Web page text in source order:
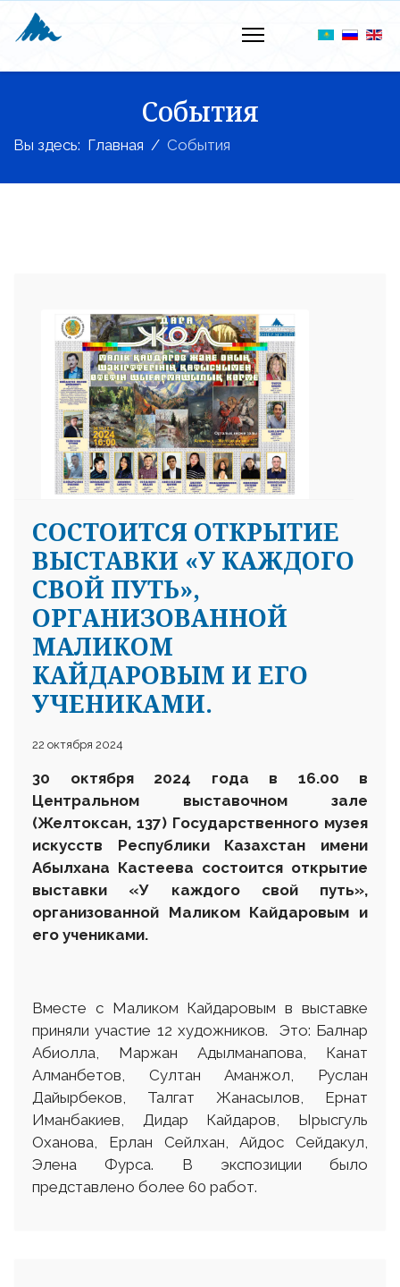
События
Вы здесь: Главная События
CОСТОИТСЯ ОТКРЫТИЕ
ВЫСТАВКИ «У КАЖДОГО
СВОЙ ПУТЬ»,
ОРГАНИЗОВАННОЙ
МАЛИКОМ
КАЙДАРОВЫМ И ЕГО
УЧЕНИКАМИ.
22 октября 2024
30 октября 2024 года в 16.00 в
Центральном выставочном зале
(Желтоксан, 137) Государственного музея
искусств Республики Казахстан имени
Абылхана Кастеева состоится открытие
выставки «У каждого свой путь»,
организованной Маликом Кайдаровым и
его учениками.
Вместе с Маликом Кайдаровым в выставке
приняли участие 12 художников. Это: Балнар
Абиолла, Маржан Адылманапова, Канат
Алманбетов, Султан Аманжол, Руслан
Дайырбеков, Талгат Жанасылов, Ернат
Иманбакиев, Дидар Кайдаров, Ырысгуль
Оханова, Ерлан Сейлхан, Айдос Сейдакул,
Элена Фурса. В экспозиции было
представлено более 60 работ.
23 97